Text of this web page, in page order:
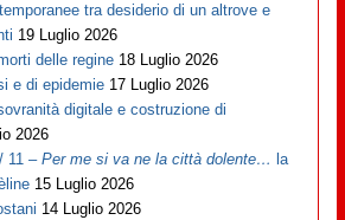
tra desiderio di un altrove e
19 Luglio 2026
delle regine 18 Luglio 2026
e di epidemie 17 Luglio 2026
digitale e costruzione di
2026
/ 11 –Per me si va ne la città dolente… la
15 Luglio 2026
14 Luglio 2026